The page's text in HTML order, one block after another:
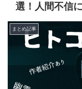
選！人間不信
まとめ記事